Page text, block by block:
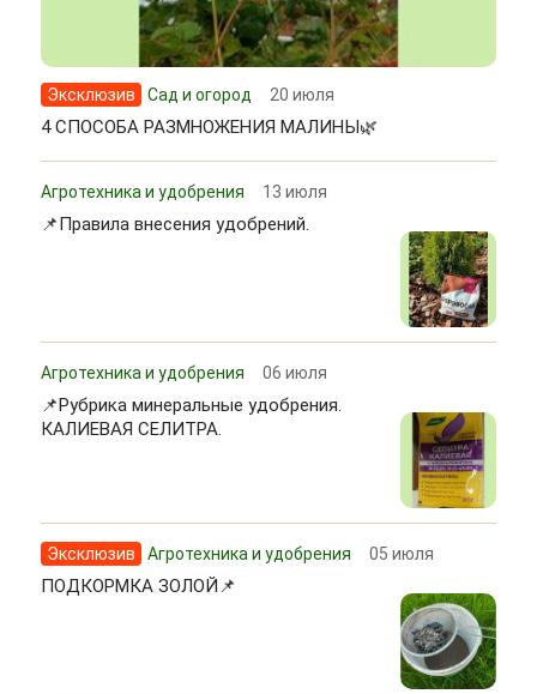
Эксклюзив Сад и огород 20 июля
4 СПОСОБА РАЗМНОЖЕНИЯ МАЛИНЫ🌿
Агротехника и удобрения 13 июля
📌Правила внесения удобрений.
Агротехника и удобрения 06 июля
📌Рубрика минеральные удобрения.
КАЛИЕВАЯ СЕЛИТРА.
Эксклюзив Агротехника и удобрения 05 июля
ПОДКОРМКА ЗОЛОЙ📌